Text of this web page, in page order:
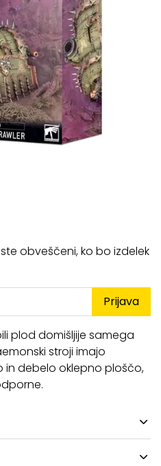
obveščeni, ko bo izdelek
Prijava
plod domišljije samega
stroji imajo
in debelo oklepno ploščo,